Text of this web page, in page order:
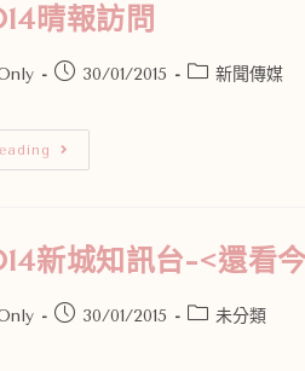
晴報訪問
30/01/2015 新聞傳媒
新城知訊台-<還看
30/01/2015 未分類